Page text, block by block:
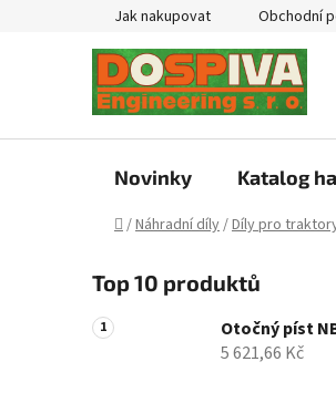
Jak nakupovat Obchodní
Novinky Katalog
Domů
/Náhradní díly/Díly pro
o
s
t
Top 10 produktů
Otočný píst
5 621,66 Kč